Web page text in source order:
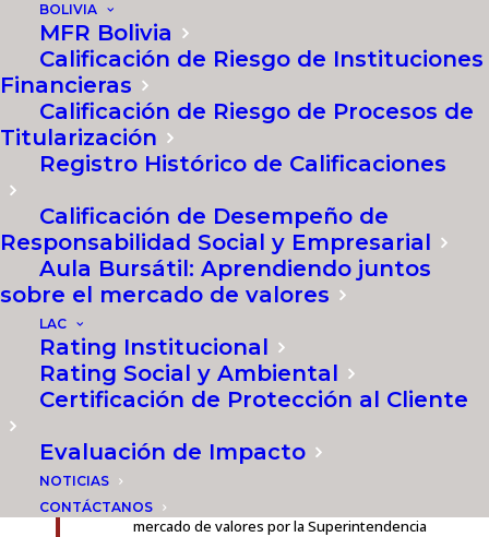
BOLIVIA
MFR Bolivia
Calificación de Riesgo de Instituciones
Financieras
Calificación de Riesgo de Procesos de
Titularización
Registro Histórico de Calificaciones
Calificación de Desempeño de
Responsabilidad Social y Empresarial
Aula Bursátil: Aprendiendo juntos
sobre el mercado de valores
LAC
Rating Institucional
Rating Social y Ambiental
Certificación de Protección al Cliente
Evaluación de Impacto
NOTICIAS
CONTÁCTANOS
MFR Ecuador en el tiempo
2008
MFR inició sus operaciones en Ecuador.
2009
MFR recibió autorización para realizar
Calificaciones de Riesgo a instituciones
Bancos (SB) y a instrumentos para el
mercado de valores por la Superintendencia